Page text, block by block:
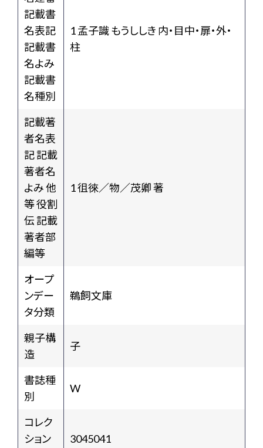
記載書
名表記
記載書
名よみ
記載書
名種別
1 孟子識 もうししき 内・目中・扉・外・
柱
記載著
者名表
記 記載
著者名
よみ 他
等 役割
伝 記載
著者部
編等
1 徂徠／物／茂卿 著
オープ
ンデー
タ分類
鵜飼文庫
親子構
造
子
書誌種
別
W
コレク
ション
3045041